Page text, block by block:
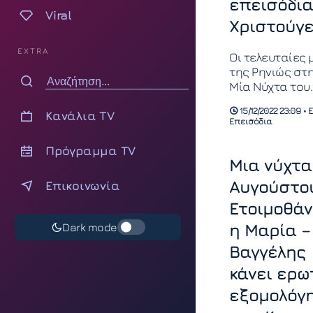
Viral
EXTRA
Κανάλια TV
Πρόγραμμα TV
Επικοινωνία
Dark mode
Οι τελευταίες
της Ρηνιώς
Μία Νύχτα του
τον Μανώλη να
15/12/2022 23:09 •
Επεισόδια
Μια
η Μαρία
Βαγγέλης
κάνει